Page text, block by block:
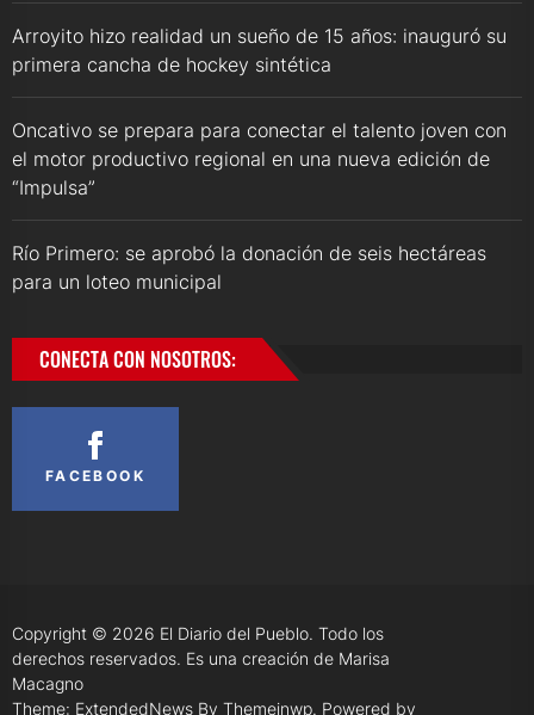
Arroyito hizo realidad un sueño de 15 años: inauguró su
primera cancha de hockey sintética
Oncativo se prepara para conectar el talento joven con
el motor productivo regional en una nueva edición de
“Impulsa”
Río Primero: se aprobó la donación de seis hectáreas
para un loteo municipal
CONECTA CON NOSOTROS:
FACEBOOK
Copyright © 2026 El Diario del Pueblo. Todo los
derechos reservados. Es una creación de Marisa
Macagno
Theme: ExtendedNews By Themeinwp. Powered by